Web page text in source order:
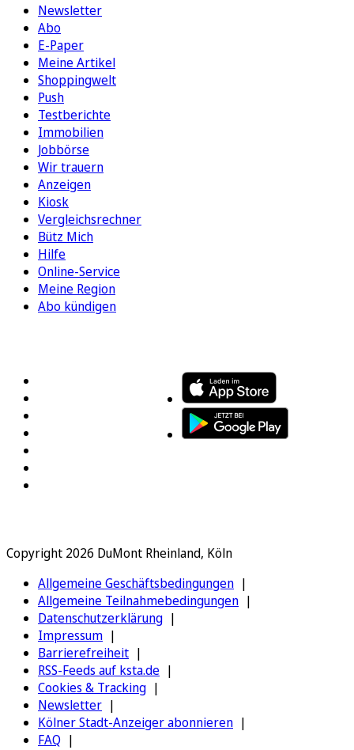
Newsletter
Abo
E-Paper
Meine Artikel
Shoppingwelt
Push
Testberichte
Immobilien
Jobbörse
Wir trauern
Anzeigen
Kiosk
Vergleichsrechner
Bütz Mich
Hilfe
Online-Service
Meine Region
Abo kündigen
Copyright 2026 DuMont Rheinland, Köln
Allgemeine Geschäftsbedingungen
Allgemeine Teilnahmebedingungen
Datenschutzerklärung
Impressum
Barrierefreiheit
RSS-Feeds auf ksta.de
Cookies & Tracking
Newsletter
Kölner Stadt-Anzeiger abonnieren
FAQ